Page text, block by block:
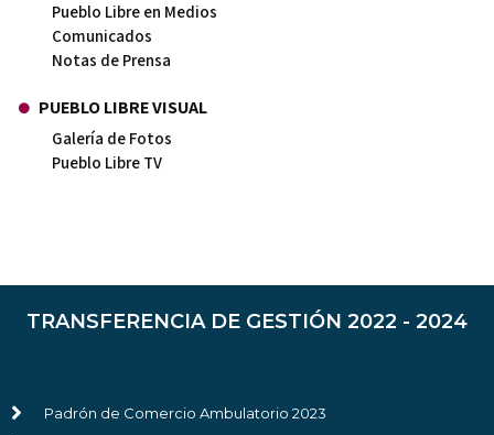
Pueblo Libre en Medios
Comunicados
Notas de Prensa
PUEBLO LIBRE VISUAL
Galería de Fotos
Pueblo Libre TV
TRANSFERENCIA DE GESTIÓN 2022 - 2024
Padrón de Comercio Ambulatorio 2023